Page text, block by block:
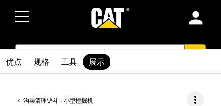
person
SEARCH
沟渠清理铲斗 - 小型挖掘机 more_vert
优点 规格 工具 展示